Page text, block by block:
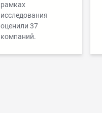
рамках
исследования
оценили 37
компаний.